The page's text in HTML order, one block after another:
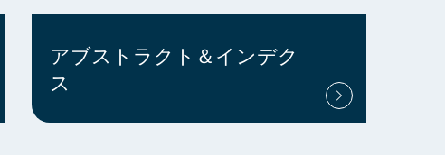
アブストラクト＆インデク
ス